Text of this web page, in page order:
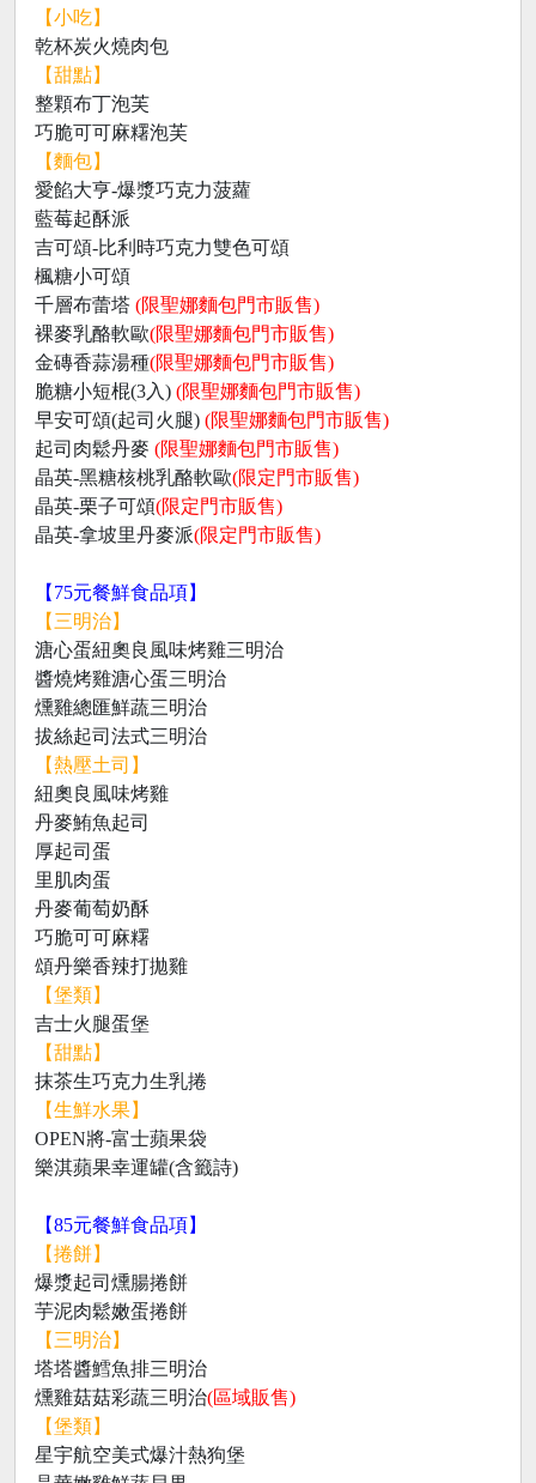
【小吃】
乾杯炭火燒肉包
【甜點】
整顆布丁泡芙
巧脆可可麻糬泡芙
【麵包】
愛餡大亨-爆漿巧克力菠蘿
藍莓起酥派
吉可頌-比利時巧克力雙色可頌
楓糖小可頌
千層布蕾塔 (限聖娜麵包門市販售)
裸麥乳酪軟歐(限聖娜麵包門市販售)
金磚香蒜湯種(限聖娜麵包門市販售)
脆糖小短棍(3入) (限聖娜麵包門市販售)
早安可頌(起司火腿) (限聖娜麵包門市販售)
起司肉鬆丹麥 (限聖娜麵包門市販售)
晶英-黑糖核桃乳酪軟歐(限定門市販售)
晶英-栗子可頌(限定門市販售)
晶英-拿坡里丹麥派(限定門市販售)
【75元餐鮮食品項】
【三明治】
溏心蛋紐奧良風味烤雞三明治
醬燒烤雞溏心蛋三明治
燻雞總匯鮮蔬三明治
拔絲起司法式三明治
【熱壓土司】
紐奧良風味烤雞
丹麥鮪魚起司
厚起司蛋
里肌肉蛋
丹麥葡萄奶酥
巧脆可可麻糬
頌丹樂香辣打拋雞
【堡類】
吉士火腿蛋堡
【甜點】
抹茶生巧克力生乳捲
【生鮮水果】
OPEN將-富士蘋果袋
樂淇蘋果幸運罐(含籤詩)
【85元餐鮮食品項】
【捲餅】
爆漿起司燻腸捲餅
芋泥肉鬆嫩蛋捲餅
【三明治】
塔塔醬鱈魚排三明治
燻雞菇菇彩蔬三明治(區域販售)
【堡類】
星宇航空美式爆汁熱狗堡